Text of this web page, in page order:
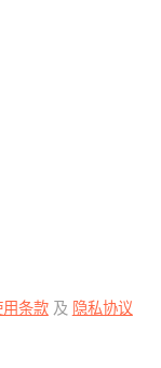
条款及 隐私协议